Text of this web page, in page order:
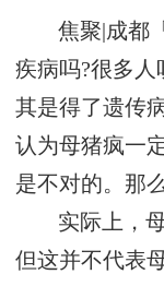
焦聚|成都
疾病吗?很多人
其是得了遗传
认为母猪疯一
是不对的。那
实际上，
但这并不代表